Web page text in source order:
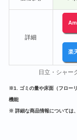
詳細
楽
日立・シャー
※1. ゴミの量や床面（フロー
機能
※ 詳細な商品情報については